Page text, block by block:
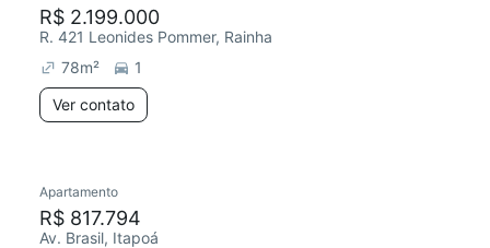
R$ 2.199.000
R. 421 Leonides Pommer, Rainha
78m²
1
Ver contato
Apartamento
R$ 817.794
Av. Brasil, Itapoá